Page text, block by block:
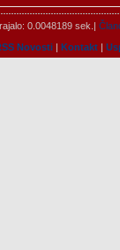
0.0048189 sek.|
Novosti| Kontakt|